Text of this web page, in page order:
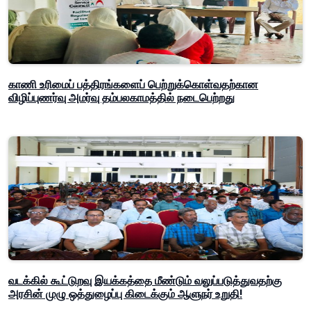
காணி உரிமைப் பத்திரங்களைப் பெற்றுக்கொள்வதற்கான
விழிப்புணர்வு அமர்வு தம்பலகாமத்தில் நடைபெற்றது
வடக்கில் கூட்டுறவு இயக்கத்தை மீண்டும் வலுப்படுத்துவதற்கு
அரசின் முழு ஒத்துழைப்பு கிடைக்கும் ஆளுநர் உறுதி!